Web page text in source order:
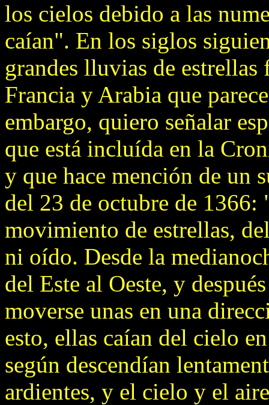
los cielos debido a las
caían". En los siglos
grandes lluvias de estrellas
Francia y Arabia que
embargo, quiero señalar
que está incluída en la
y que hace mención de un
del 23 de octubre de 1366:
movimiento de estrellas,
ni oído. Desde la
del Este al Oeste, y
moverse unas en una
esto, ellas caían del cielo
según descendían
ardientes, y el cielo y el